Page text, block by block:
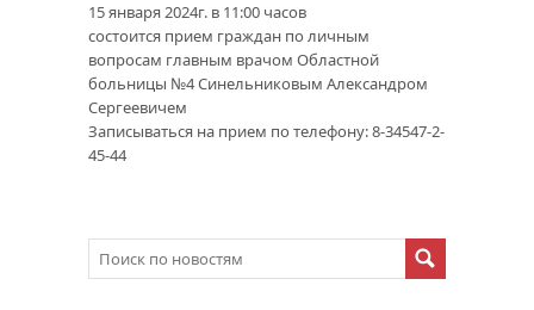
15 января 2024г. в 11:00 часов
состоится прием граждан по личным
вопросам главным врачом Областной
больницы №4 Синельниковым Александром
Сергеевичем
Записываться на прием по телефону: 8-34547-2-
45-44